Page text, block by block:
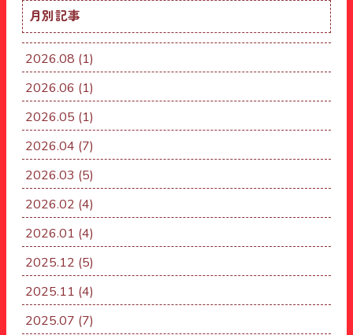
ョ
ン
月別記事
2026.08 (1)
2026.06 (1)
2026.05 (1)
2026.04 (7)
2026.03 (5)
2026.02 (4)
2026.01 (4)
2025.12 (5)
2025.11 (4)
2025.07 (7)